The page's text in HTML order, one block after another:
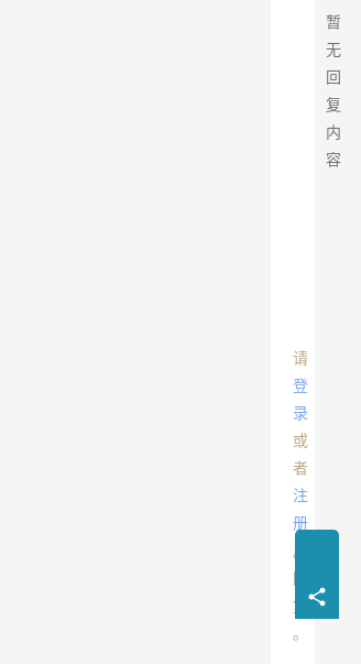
暂
无
回
复
内
容
请
登
录
或
者
注
册
后
回
复
。